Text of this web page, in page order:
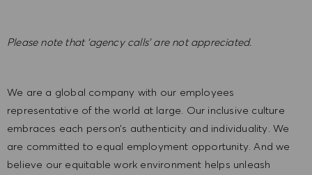
Please note that ‘agency calls’ are not appreciated.
We are a global company with our employees
representative of the world at large. Our inclusive culture
embraces each person’s authenticity and individuality. We
are committed to equal employment opportunity. And we
believe our equitable work environment helps unleash